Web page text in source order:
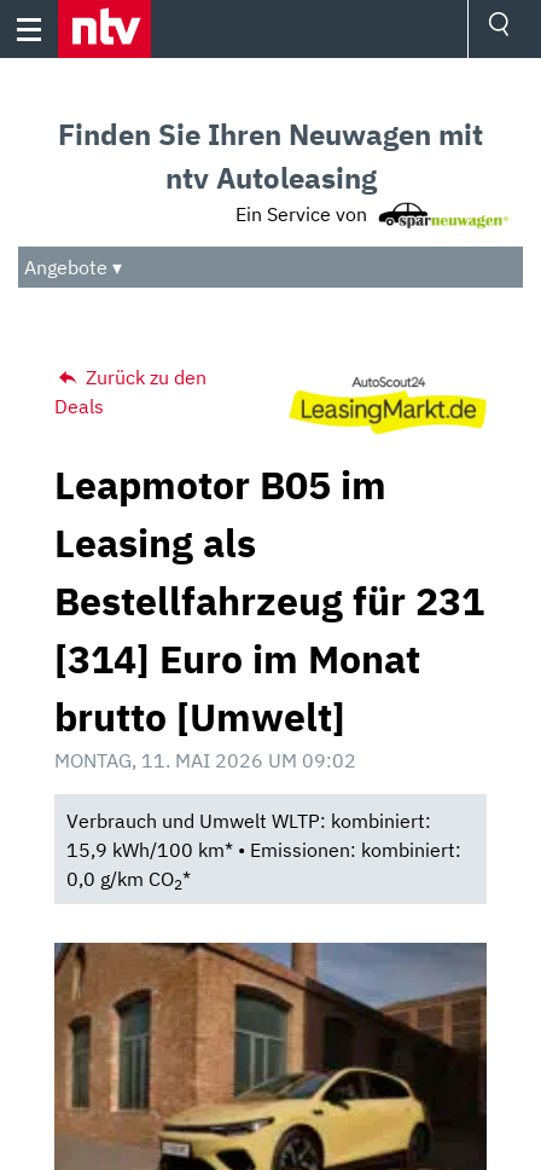
Skip
Audio
Das Beste
Finden Sie Ihren Neuwagen mit
ntv Autoleasing
Ein Service von
Angebote ▾
Zurück zu den
Deals
Leapmotor B05 im
Leasing als
Bestellfahrzeug für 231
[314] Euro im Monat
brutto [Umwelt]
MONTAG, 11. MAI 2026 UM 09:02
Verbrauch und Umwelt WLTP: kombiniert:
15,9 kWh/100 km* • Emissionen: kombiniert:
0,0 g/km CO2*